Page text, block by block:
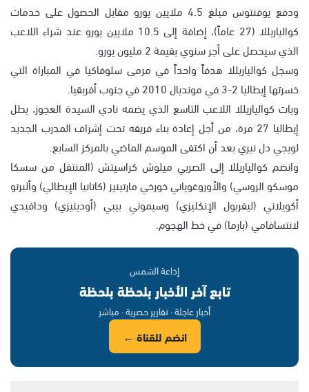
ودفع يوفنتوس مبلغ 4.5 ملايين يورو مقابل الحصول على خدمات
كوالياريللا (27 عاماً)، إضافة إلى 10.5 ملايين يورو عند شراء اللاعب
الذي سيحصل على أجر سنوي بقيمة 2 مليون يورو.
وسجل كوالياريللا هدفاً واحداً في مرمى سلوفاكيا في المباراة التي
خسرتها إيطاليا 2-3 في مونديال 2010 في جنوب أفريقيا.
وبات كوالياريللا اللاعب التاسع الذي يضمه نادي السيدة العجوز، بطل
إيطاليا 27 مرة، من أجل إعادة بناء فريقه تحت إشراف المدرب الجديد
لويجي دل نيري بعد أن اكتفى الموسم الماضي بالمركز السابع.
وانضم كوالياريللا إلى الصربي ميلوش كراسيتش (المنتقل من سسكا
موسكو الروسي) والأوروغوياني خورخي مارتينيز (كاتانيا الإيطالي) وألبرتو
أكويلاني (ليفربول الإنكليزي) وسيموني بيبي (أودينيزي) ودافيدي
لانتسافامي (بارما) في خط الهجوم.
إذاعة الشمس
تابع آخر الأخبار بلحظة بلحظة
أخبار عاجلة · تقارير حصرية · مباشر
انضم للقناة ←